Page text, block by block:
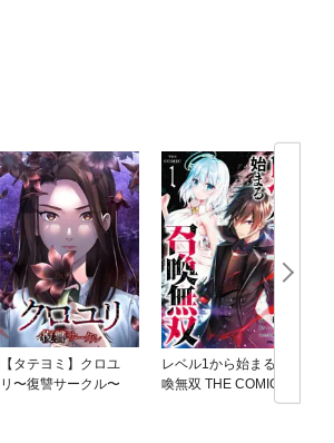
【タテヨミ】クロユ
リ〜復讐サークル〜
レベル1から始まる召
喚無双 THE COMIC